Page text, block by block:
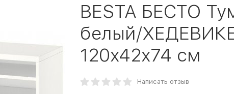
BESTA БЕСТО
белый/
120x42x74 см
Написать отзыв